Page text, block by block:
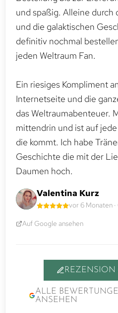
und spaßig. Alleine
und die galaktischen
definitiv nochmal
jeden Weltraum Fan.
Ein riesiges Kompliment
Internetseite und die
das Weltraumabenteuer.
mittendrin und ist auf
die kommt. Ich habe
Geschichte die mit der
Daumen hoch.
Valentina Kurz
vor 6 Monaten
Auf Google ansehen
REZENSION
ALLE
ANSEHEN